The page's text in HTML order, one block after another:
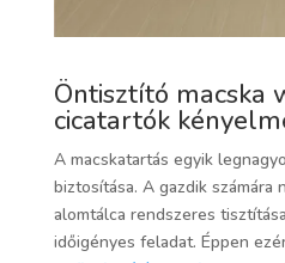
Öntisztító macska
cicatartók
A macskatartás egyik
biztosítása. A gazdik számára
alomtálca rendszeres
időigényes feladat. Éppen